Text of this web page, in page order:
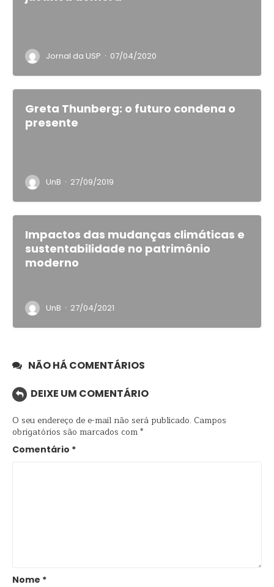
Jornal da USP · 07/04/2020
Greta Thunberg: o futuro condena o
presente
UnB · 27/09/2019
Impactos das mudanças climáticas e
sustentabilidade no patrimônio
moderno
UnB · 27/04/2021
NÃO HÁ COMENTÁRIOS
DEIXE UM COMENTÁRIO
O seu endereço de e-mail não será publicado. Campos
obrigatórios são marcados com*
Comentário *
Nome *